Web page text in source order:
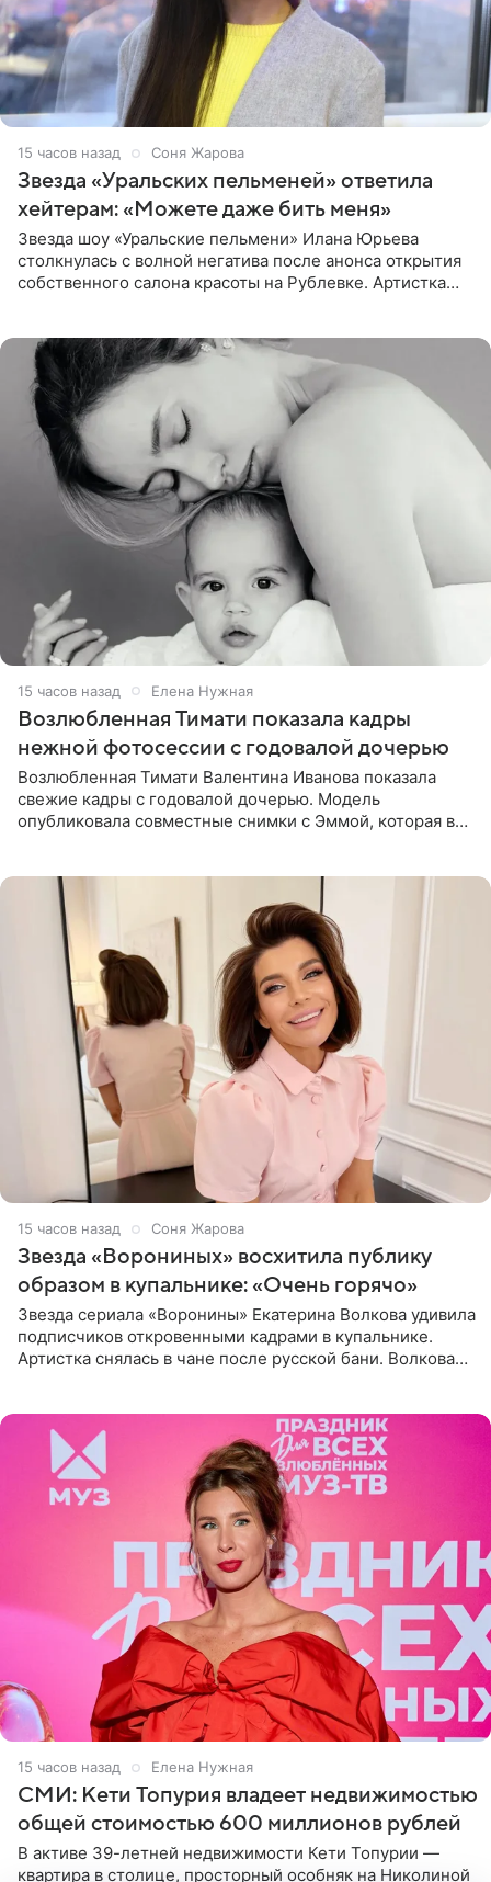
15 часов назад Соня Жарова
Звезда «Уральских пельменей» ответила
хейтерам: «Можете даже бить меня»
Звезда шоу «Уральские пельмени» Илана Юрьева
столкнулась с волной негатива после анонса открытия
собственного салона красоты на Рублевке. Артистка
15 часов назад Елена Нужная
Возлюбленная Тимати показала кадры
нежной фотосессии с годовалой дочерью
Возлюбленная Тимати Валентина Иванова показала
свежие кадры с годовалой дочерью. Модель
опубликовала совместные снимки с Эммой, которая в
15 часов назад Соня Жарова
Звезда «Ворониных» восхитила публику
образом в купальнике: «Очень горячо»
Звезда сериала «Воронины» Екатерина Волкова удивила
подписчиков откровенными кадрами в купальнике.
Артистка снялась в чане после русской бани. Волкова
15 часов назад Елена Нужная
СМИ: Кети Топурия владеет недвижимостью
общей стоимостью 600 миллионов рублей
В активе 39-летней недвижимости Кети Топурии —
квартира в столице, просторный особняк на Николиной